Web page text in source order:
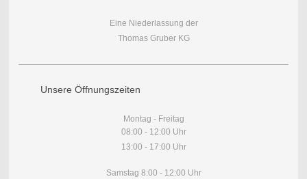
Eine Niederlassung der
Thomas Gruber KG
Unsere Öffnungszeiten
Montag - Freitag
08:00 - 12:00 Uhr
13:00 - 17:00 Uhr
Samstag 8:00 - 12:00 Uhr